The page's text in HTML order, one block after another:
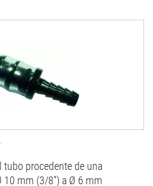
tubo procedente de una
10 mm (3/8'') a Ø 6 mm